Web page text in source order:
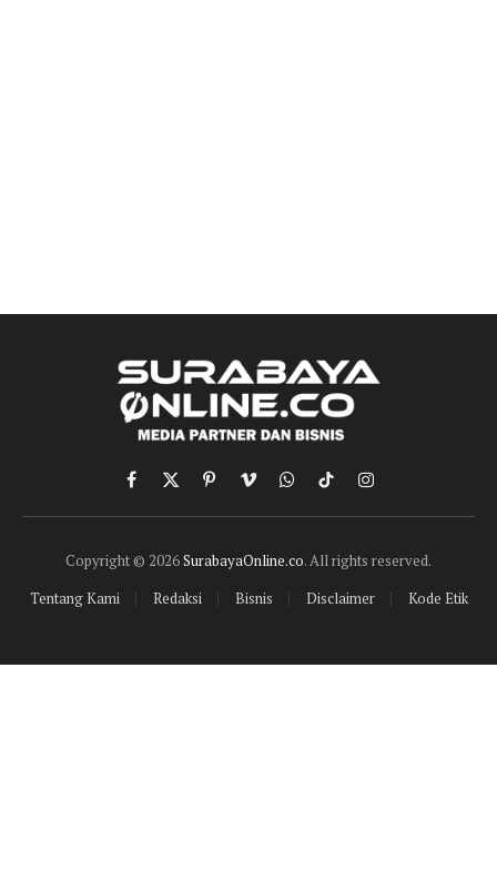
Facebook
X
(Twitter)
PinterestVimeoWhatsApp
TikTokInstagram
Copyright © 2026SurabayaOnline.co. All rights reserved.
Tentang Kami
Redaksi Bisnis Disclaimer Kode Etik